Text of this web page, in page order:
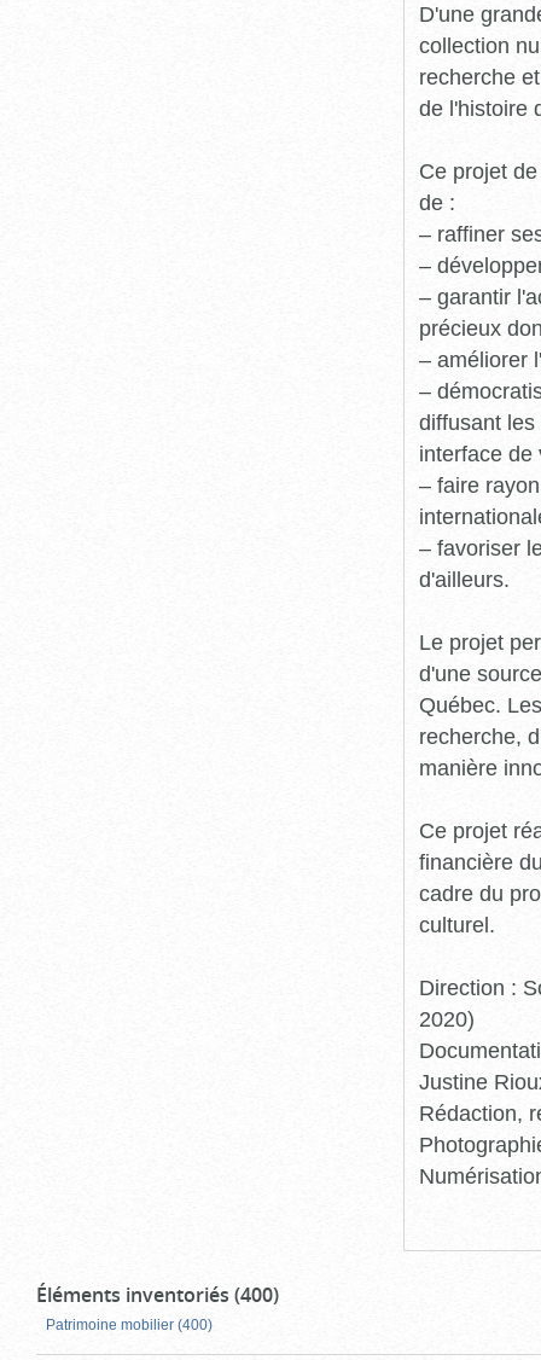
D'une
collection
recherche
de l'histoire
Ce projet
de :
– raffiner
–
– garantir
précieux
– améliorer
–
diffusant
interface de
– faire
– favoriser
d'ailleurs.
Le projet
d'une
Québec.
recherche,
manière
Ce projet
financière
cadre du
culturel.
Direction :
2020)
Justine
Rédaction,
Éléments inventoriés (400)
Patrimoine mobilier (400)